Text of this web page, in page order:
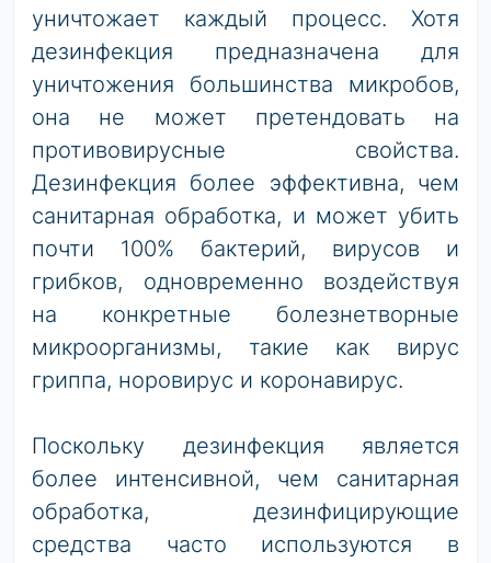
уничтожает каждый процесс. Хотя
дезинфекция предназначена для
уничтожения большинства микробов,
она не может претендовать на
противовирусные свойства.
Дезинфекция более эффективна, чем
санитарная обработка, и может убить
почти 100% бактерий, вирусов и
грибков, одновременно воздействуя
на конкретные болезнетворные
микроорганизмы, такие как вирус
гриппа, норовирус и коронавирус.
Поскольку дезинфекция является
более интенсивной, чем санитарная
обработка, дезинфицирующие
средства часто используются в